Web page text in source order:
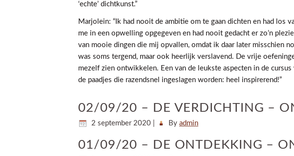
‘echte’ dichtkunst.”
Marjolein: “Ik had nooit de ambitie om te gaan dichten en had los
me in een opwelling opgegeven en had nooit gedacht er zo’n
van mooie dingen die mij opvallen, omdat ik daar later misschien
was soms tergend, maar ook heerlijk verslavend. De vrije
mezelf zien ontwikkelen. Een van de leukste aspecten in de
de paadjes die razendsnel ingeslagen worden: heel inspirerend!”
02/09/20 – DE VERDICHTING –
2 september 2020 By admin
01/09/20 – DE ONTDEKKING –